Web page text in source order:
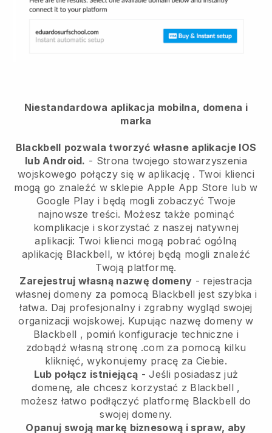
Niestandardowa aplikacja mobilna, domena i
marka
Blackbell pozwala tworzyć własne aplikacje IOS
lub Android. - Strona twojego stowarzyszenia
wojskowego połączy się w aplikację . Twoi klienci
mogą go znaleźć w sklepie Apple App Store lub w
Google Play i będą mogli zobaczyć Twoje
najnowsze treści. Możesz także pominąć
komplikacje i skorzystać z naszej natywnej
aplikacji: Twoi klienci mogą pobrać ogólną
aplikację Blackbell, w której będą mogli znaleźć
Twoją platformę.
Zarejestruj własną nazwę domeny - rejestracja
własnej domeny za pomocą Blackbell jest szybka i
łatwa. Daj profesjonalny i zgrabny wygląd swojej
organizacji wojskowej. Kupując nazwę domeny w
Blackbell , pomiń konfiguracje techniczne i
zdobądź własną stronę .com za pomocą kilku
kliknięć, wykonujemy pracę za Ciebie.
Lub połącz istniejącą - Jeśli posiadasz już
domenę, ale chcesz korzystać z Blackbell ,
możesz łatwo podłączyć platformę Blackbell do
swojej domeny.
Opanuj swoją markę biznesową i spraw, aby